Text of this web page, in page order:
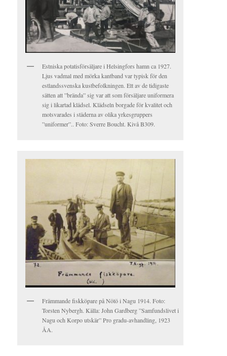
Estniska potatisförsäljare i Helsingfors hamn ca 1927.
Ljus vadmal med mörka kantband var typisk för den
estlandssvenska kustbefolkningen. Ett av de tidigaste
sätten att ”brända” sig var att som försäljare uniformera
sig i likartad klädsel. Klädseln borgade för kvalitet och
motsvarades i städerna av olika yrkesgruppers
”uniformer”.. Foto: Sverre Boucht. Kivå B309.
Främmande fiskköpare på Nötö i Nagu 1914. Foto:
Torsten Nybergh. Källa: John Gardberg ”Samfundslivet i
Nagu och Korpo utskär” Pro gradu-avhandling, 1923
ÅA.